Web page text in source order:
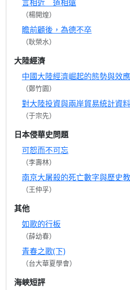
言相近 道相遠
（楊開煌）
瞻前顧後，為德不卒
（耿榮水）
大陸經濟
中國大陸經濟崛起的態勢與效應
（鄭竹園）
對大陸投資與兩岸貿易統計資
（于宗先）
日本侵華史問題
可恕而不可忘
（李壽林）
南京大屠殺的死亡數字與歷史
（王仲孚）
其他
如歌的行板
（薛幼春）
青春之歌(下)
（台大華夏學會）
海峽短評